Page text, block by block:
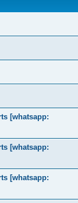
[whatsapp:
[whatsapp:
[whatsapp: